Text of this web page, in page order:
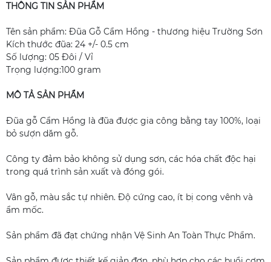
THÔNG TIN SẢN PHẨM
Tên sản phẩm: Đũa Gỗ Cẩm Hồng - thương hiệu Trường Sơn
Kích thước đũa: 24 +/- 0.5 cm
Số lượng: 05 Đôi / Vỉ
Trọng lượng:100 gram
MÔ TẢ SẢN PHẨM
Đũa gỗ Cẩm Hồng là đũa được gia công bằng tay 100%, loại
bỏ sượn dăm gỗ.
Công ty đảm bảo không sử dụng sơn, các hóa chất độc hại
trong quá trình sản xuất và đóng gói.
Vân gỗ, màu sắc tự nhiên. Độ cứng cao, ít bị cong vênh và
ẩm mốc.
Sản phẩm đã đạt chứng nhận Vệ Sinh An Toàn Thực Phẩm.